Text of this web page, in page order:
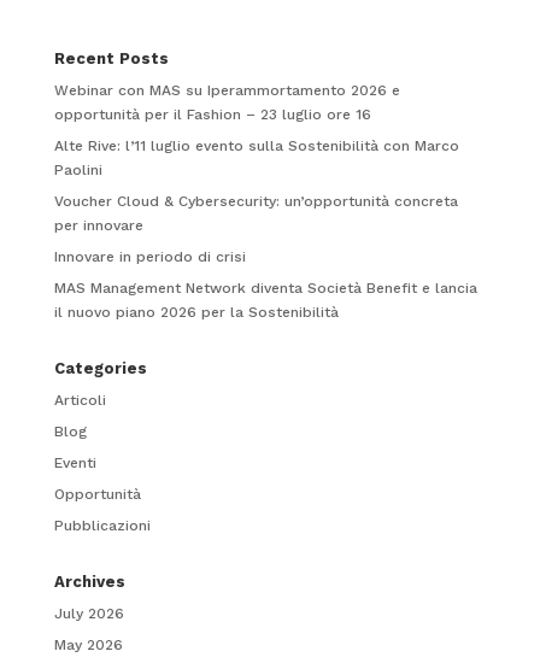
Recent Posts
Webinar con MAS su Iperammortamento 2026 e
opportunità per il Fashion – 23 luglio ore 16
Alte Rive: l’11 luglio evento sulla Sostenibilità con Marco
Paolini
Voucher Cloud & Cybersecurity: un’opportunità concreta
per innovare
Innovare in periodo di crisi
MAS Management Network diventa Società Benefit e lancia
il nuovo piano 2026 per la Sostenibilità
Categories
Articoli
Blog
Eventi
Opportunità
Pubblicazioni
Archives
July 2026
May 2026